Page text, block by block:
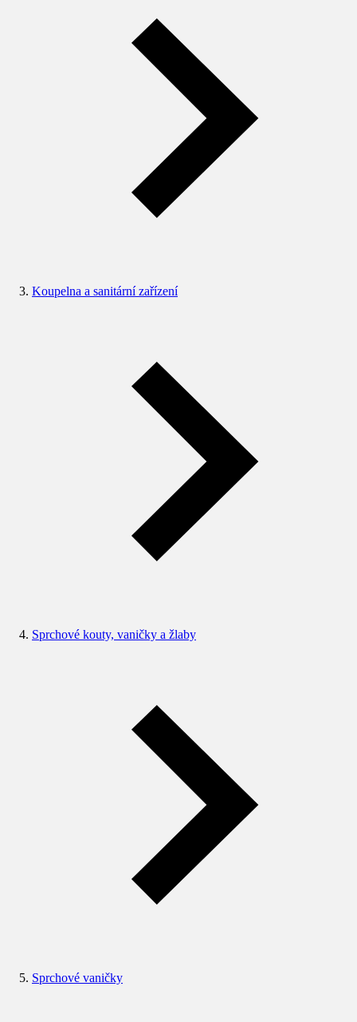
Koupelna a sanitární zařízení
Sprchové kouty, vaničky a žlaby
Sprchové vaničky